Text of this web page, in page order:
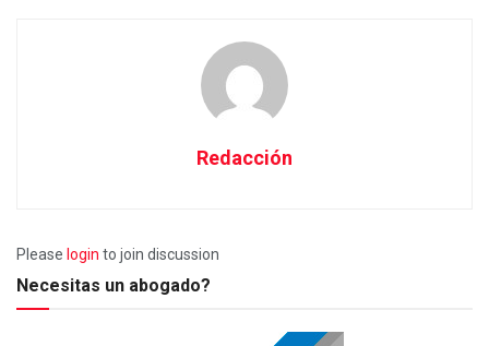
Redacción
Please login to join discussion
Necesitas un abogado?